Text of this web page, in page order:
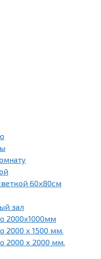
60х80см
зал
2000х1000мм
2000 х 1500 мм.
2000 х 2000 мм.